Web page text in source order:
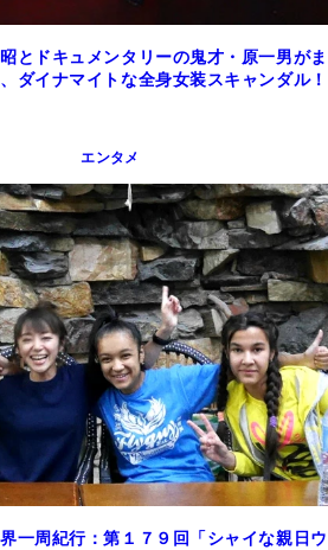
とドキュメンタリーの鬼才・原一男がま
ダイナマイトな全身女装スキャンダル！
エンタメ
一周紀行：第１７９回「シャイな親日ウ